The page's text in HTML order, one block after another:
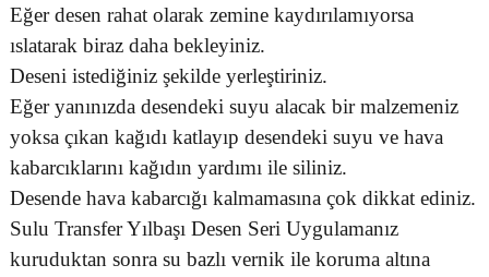
Eğer desen rahat olarak zemine kaydırılamıyorsa
ıslatarak biraz daha bekleyiniz.
Deseni istediğiniz şekilde yerleştiriniz.
Eğer yanınızda desendeki suyu alacak bir malzemeniz
yoksa çıkan kağıdı katlayıp desendeki suyu ve hava
kabarcıklarını kağıdın yardımı ile siliniz.
Desende hava kabarcığı kalmamasına çok dikkat ediniz.
Sulu Transfer Yılbaşı Desen Seri Uygulamanız
kuruduktan sonra su bazlı vernik ile koruma altına